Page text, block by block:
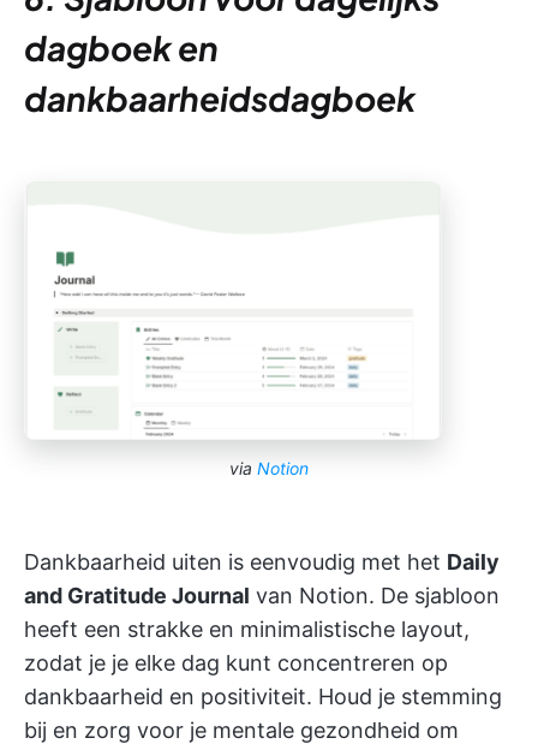
dagboek en
dankbaarheidsdagboek
via Notion
Dankbaarheid uiten is eenvoudig met het Daily
and Gratitude Journal van Notion. De sjabloon
heeft een strakke en minimalistische layout,
zodat je je elke dag kunt concentreren op
dankbaarheid en positiviteit. Houd je stemming
bij en zorg voor je mentale gezondheid om